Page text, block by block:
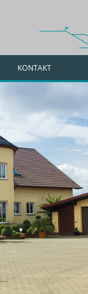
KONTAKT